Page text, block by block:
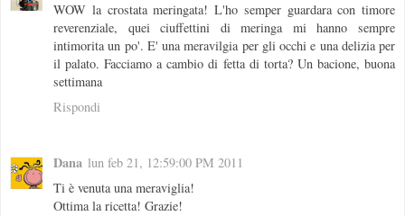
WOW la crostata meringata! L'ho semper guardara con timore
reverenziale, quei ciuffettini di meringa mi hanno sempre
intimorita un po'. E' una meravilgia per gli occhi e una delizia per
il palato. Facciamo a cambio di fetta di torta? Un bacione, buona
settimana
Rispondi
Dana lun feb 21, 12:59:00 PM 2011
Ti è venuta una meraviglia!
Ottima la ricetta! Grazie!